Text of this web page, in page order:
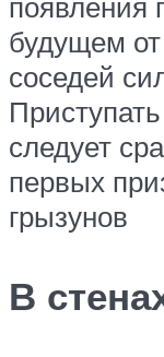
будущем
соседей
следует
первых
грызунов
В